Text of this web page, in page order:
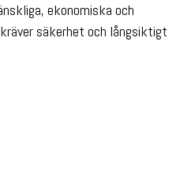
ekonomiska och
säkerhet och långsiktigt